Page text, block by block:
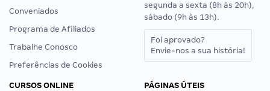
Conveniados
Programa de Afiliados
Trabalhe Conosco
Preferências de Cookies
segunda a sexta (8h às 20h),
sábado (9h às 13h).
Foi aprovado?
Envie-nos a sua história!
CURSOS ONLINE
PÁGINAS ÚTEIS